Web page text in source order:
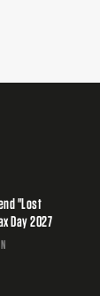
"Lost
Day 2027